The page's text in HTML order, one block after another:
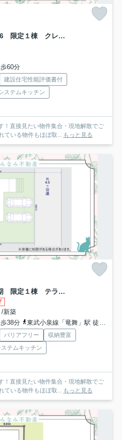
【新築】太田市鳥山上町第6 限定１棟 クレイドルガーデン 新築建売
60分
建設住宅性能評価書付
ステムキッチン
！直接見たい物件集合・現地解散でご
ている物件もほぼ取... もっと見る
【新築】太田市東矢島町1期 限定１棟 テラシエ 新築建売
/新築
38分
東武小泉線「竜舞」駅 徒歩38分
バリアフリー
収納豊富
ステムキッチン
！直接見たい物件集合・現地解散でご
ている物件もほぼ取... もっと見る